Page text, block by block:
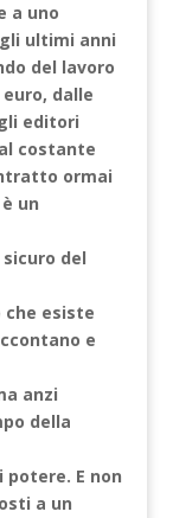
a uno
ultimi anni
del lavoro
dalle
editori
costante
ormai
un
del
esiste
e
anzi
della
E non
a un